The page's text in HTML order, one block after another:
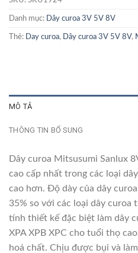
Danh mục: Dây curoa 3V 5V 8V
Thẻ: Day curoa, Dây curoa 3V 5V 8V,
MÔ TẢ
THÔNG TIN BỔ SUNG
Dây curoa Mitsusumi Sanlux
cao cấp nhất trong các loại
cao hơn. Độ dày của dây
35% so với các loại dây curoa
tính thiết kế đặc biệt làm dây
XPA XPB XPC cho tuổi thọ
hoá chất. Chịu được bụi và